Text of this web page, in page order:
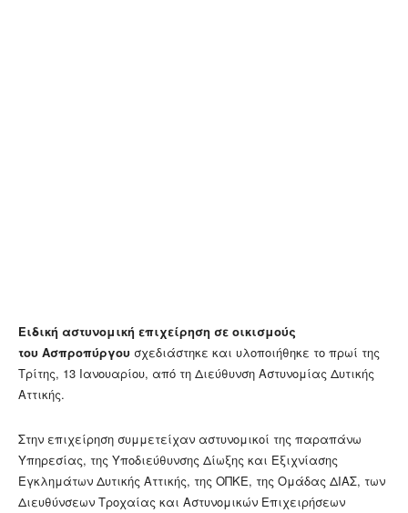
Ειδική αστυνομική επιχείρηση σε οικισμούς
του Ασπροπύργου σχεδιάστηκε και υλοποιήθηκε το πρωί της
Τρίτης, 13 Ιανουαρίου, από τη Διεύθυνση Αστυνομίας Δυτικής
Αττικής.
Στην επιχείρηση συμμετείχαν αστυνομικοί της παραπάνω
Υπηρεσίας, της Υποδιεύθυνσης Δίωξης και Εξιχνίασης
Εγκλημάτων Δυτικής Αττικής, της ΟΠΚΕ, της Ομάδας ΔΙΑΣ, των
Διευθύνσεων Τροχαίας και Αστυνομικών Επιχειρήσεων